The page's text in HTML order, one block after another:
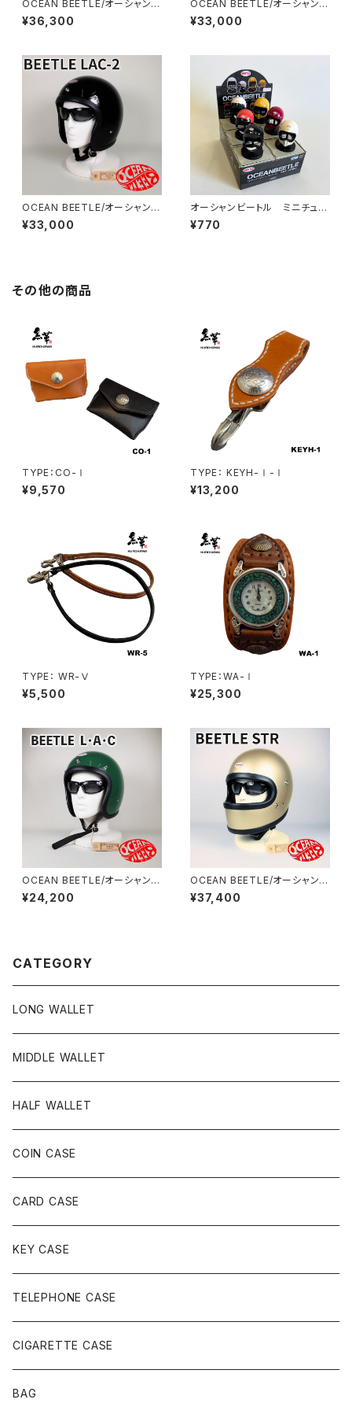
OCEAN BEETLE/オーシャンビ
ートル/SHORTY4/ショーティ
4/オレンジ/ビートル/ヘルメット/
¥36,300
OCEAN BEETLE/オーシャンビ
ートル/L.A.C-2/エルエーシー
2/マルーン/ビートル/ヘルメット/
¥33,000
OCEAN BEETLE/オーシャンビ
ートル/L.A.C-2/エルエーシー
2/ブラック/ビートル/ヘルメット/
¥33,000
オーシャンビートル ミニチュア
ヘルメット 1個
¥770
その他の商品
TYPE：CO-Ⅰ
¥9,570
TYPE： KEYH-Ⅰ-Ⅰ
¥13,200
TYPE： WR-Ⅴ
¥5,500
TYPE：WA-Ⅰ
¥25,300
OCEAN BEETLE/オーシャンビ
ートル/L.A.C/エルエーシー/グ
リーン/ビートル/ヘルメット/ジェ
¥24,200
OCEAN BEETLE/オーシャンビ
ートル/STR/エスティアール//ビ
ートル/シャンパンゴールド/ヘル
¥37,400
CATEGORY
LONG WALLET
MIDDLE WALLET
HALF WALLET
COIN CASE
CARD CASE
KEY CASE
TELEPHONE CASE
CIGARETTE CASE
BAG